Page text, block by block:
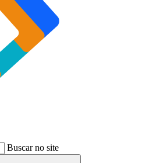
Buscar no site